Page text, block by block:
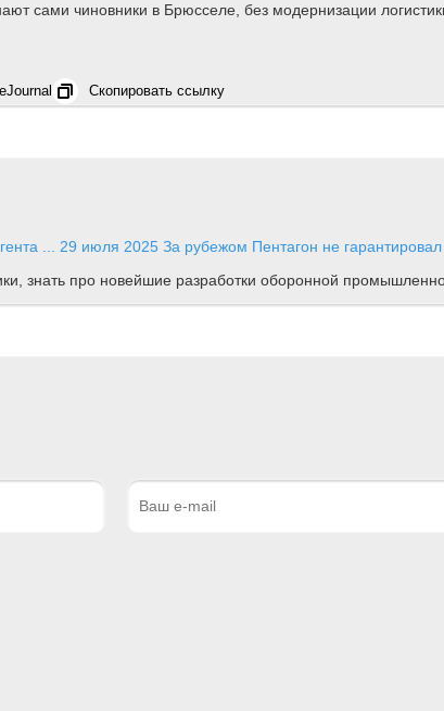
сами чиновники в Брюсселе, без модернизации
Скопировать ссылку
... 29 июля 2025 За рубежом Пентагон не
знать про новейшие разработки оборонной